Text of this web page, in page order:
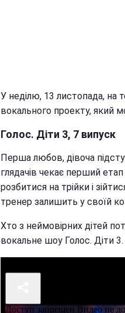
У неділю, 13 листопада, на
вокального проекту, який
Голос. Діти 3, 7 випуск
Перша любов, дівоча
глядачів чекає перший
розбитися на трійки і
тренер залишить у своїй
Хто з неймовірних дітей
вокальне шоу Голос. Діти 3.